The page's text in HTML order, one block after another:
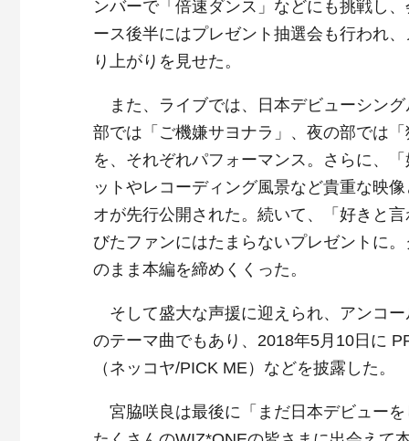
ンバーで「倍速ダンス」などにも挑戦し
ース後半にはプレゼント抽選会も行われ
り上がりを見せた。
また、ライブでは、日本デビューシン
部では「ご機嫌サヨナラ」、夜の部では
を、それぞれパフォーマンス。さらに、
ットやレコーディング風景など貴重な映
オが先行公開された。続いて、「好きと
びたファンにはたまらないプレゼントに
のまま本編を締めくくった。
そして盛大な声援に迎えられ、アンコー
のテーマ曲でもあり、2018年5月10日に
（ネッコヤ/PICK ME）などを披露した。
宮脇咲良は最後に「まだ日本デビュー